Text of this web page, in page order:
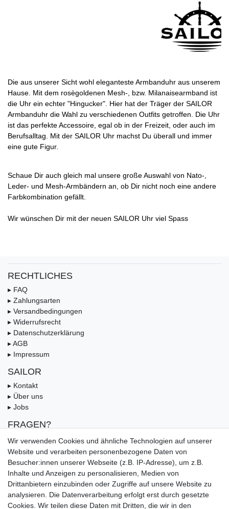
Die aus unserer Sicht wohl eleganteste Armbanduhr aus unserem
Hause. Mit dem rosègoldenen Mesh-, bzw. Milanaisearmband ist
die Uhr ein echter "Hingucker". Hier hat der Träger der SAILOR
Armbanduhr die Wahl zu verschiedenen Outfits getroffen. Die Uhr
ist das perfekte Accessoire, egal ob in der Freizeit, oder auch im
Berufsalltag. Mit der SAILOR Uhr machst Du überall und immer
eine gute Figur.
Schaue Dir auch gleich mal unsere große Auswahl von Nato-,
Leder- und Mesh-Armbändern an, ob Dir nicht noch eine andere
Farbkombination gefällt.
Wir wünschen Dir mit der neuen SAILOR Uhr viel Spass
RECHTLICHES
▸ FAQ
▸ Zahlungsarten
▸ Versandbedingungen
▸ Widerrufsrecht
▸ Datenschutzerklärung
▸ AGB
▸ Impressum
SAILOR
▸ Kontakt
▸ Über uns
▸ Jobs
FRAGEN?
▸ FAQ
▸ Zahlungsarten
▸ Versandbedingungen
▸ Gutschein
UNSERE ZAHLUNGSMÖGLICKEITEN
Wir verwenden Cookies und ähnliche Technologien auf unserer
Website und verarbeiten personenbezogene Daten von
Besucher:innen unserer Webseite (z.B. IP-Adresse), um z.B.
Inhalte und Anzeigen zu personalisieren, Medien von
Drittanbietern einzubinden oder Zugriffe auf unsere Website zu
analysieren. Die Datenverarbeitung erfolgt erst durch gesetzte
Cookies. Wir teilen diese Daten mit Dritten, die wir in den